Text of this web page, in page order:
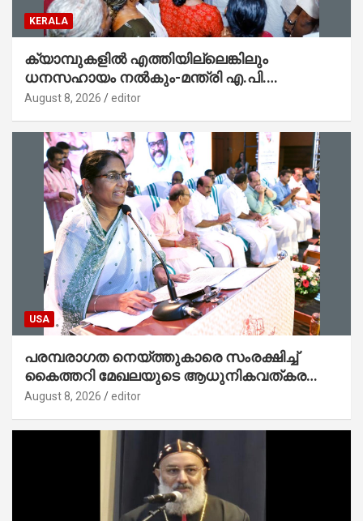
KERALA
ക്യാമ്പുകളിൽ എത്തിയില്ലെങ്കിലും
ധനസഹായം നൽകും-മന്ത്രി എ.പി.
അനിൽകുമാർ
August 8, 2026 editor
USA
പരമ്പരാഗത നെയ്ത്തുകാരെ സംരക്ഷിച്ച്
കൈത്തറി മേഖലയുടെ ആധുനികവത്കരണം
സാധ്യമാക്കും : ഡെപ്യൂട്ടി സ്പീക്കർ
August 8, 2026 editor